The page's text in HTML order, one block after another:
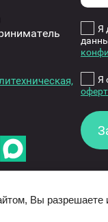
Я
Я
Вы разрешаете